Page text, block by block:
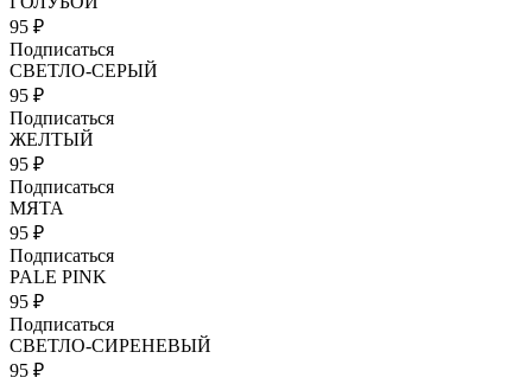
95 ₽
Подписаться
СВЕТЛО-СЕРЫЙ
95 ₽
Подписаться
ЖЕЛТЫЙ
95 ₽
Подписаться
МЯТА
95 ₽
Подписаться
PALE PINK
95 ₽
Подписаться
СВЕТЛО-СИРЕНЕВЫЙ
95 ₽